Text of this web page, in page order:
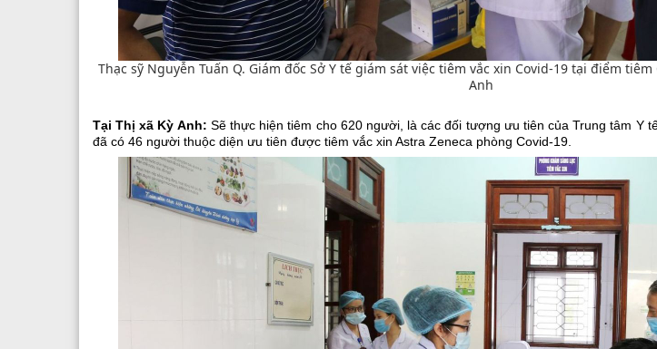
Thạc sỹ Nguyễn Tuấn Q. Giám đốc Sở Y tế giám sát việc tiêm vắc xin Covid-19 tại điểm
Anh
Tại Thị xã Kỳ Anh: Sẽ thực hiện tiêm cho 620 người, là các đối tượng ưu tiên của Trung tâm Y
đã có 46 người thuộc diện ưu tiên được tiêm vắc xin Astra Zeneca phòng Covid-19.